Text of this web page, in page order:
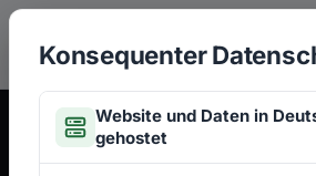
Zum Hauptinhalt springen
Konsequenter
Website und Daten in
gehostet